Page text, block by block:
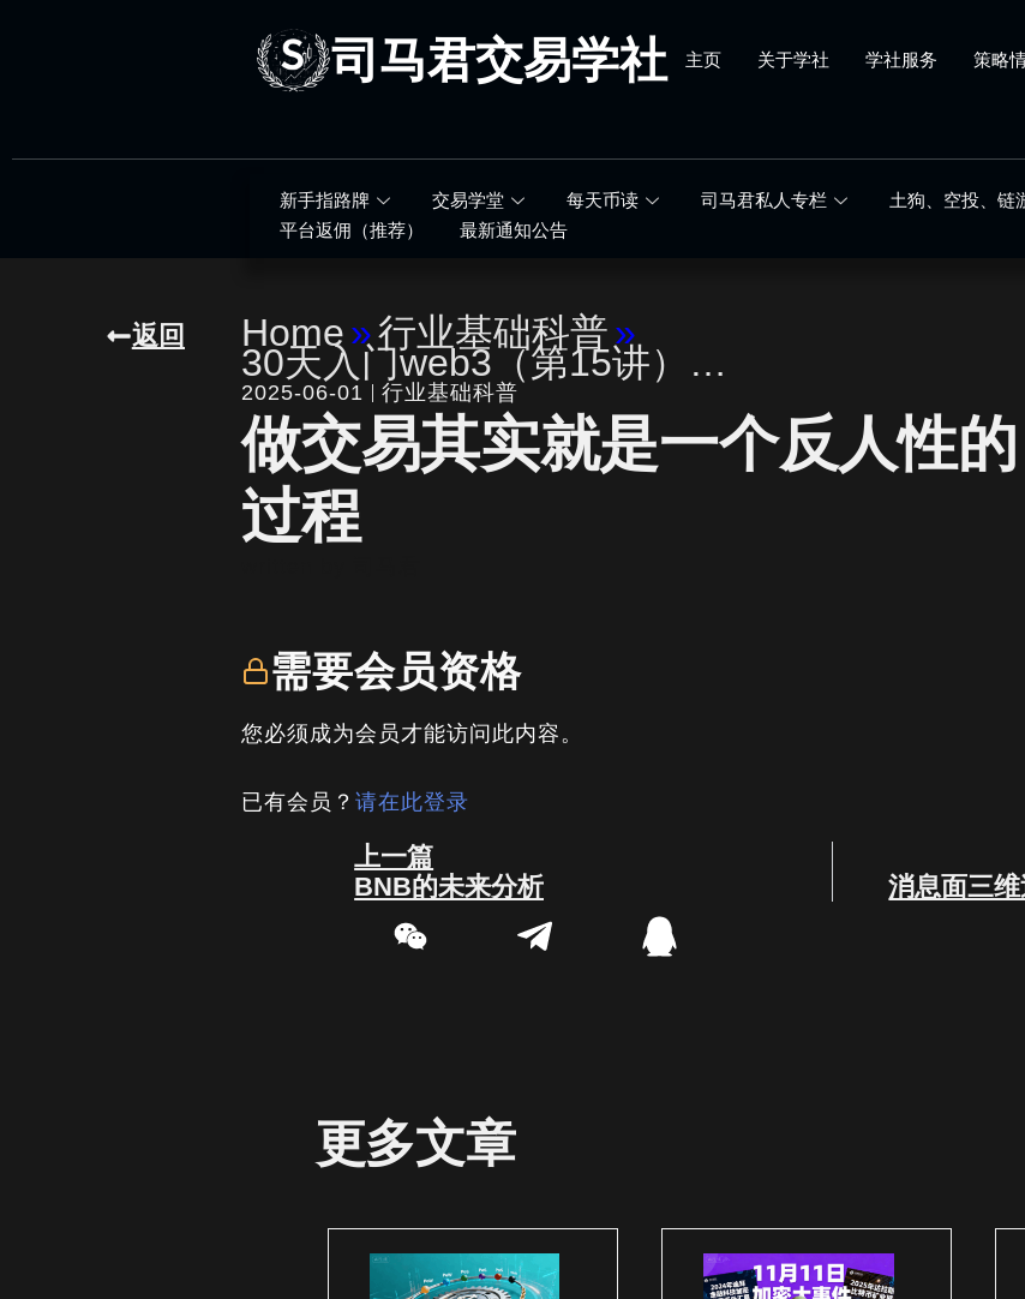
司马君交易学社 主页 关于学社 学社服务 策略
新手指路牌 交易学堂 每天币读 司马君私人专栏 土狗、空投、链
平台返佣（推荐）
最新通知公告
返回 Home»行业基础科普»
30天入门web3（第15讲）…
2025-06-01 行业基础科普
做交易其实就是一个反人性的
过程
需要会员资格
您必须成为会员才能访问此内容。
已有会员？请在此登录
Prev
上一篇
BNB的未来分析
消息面三
更多文章